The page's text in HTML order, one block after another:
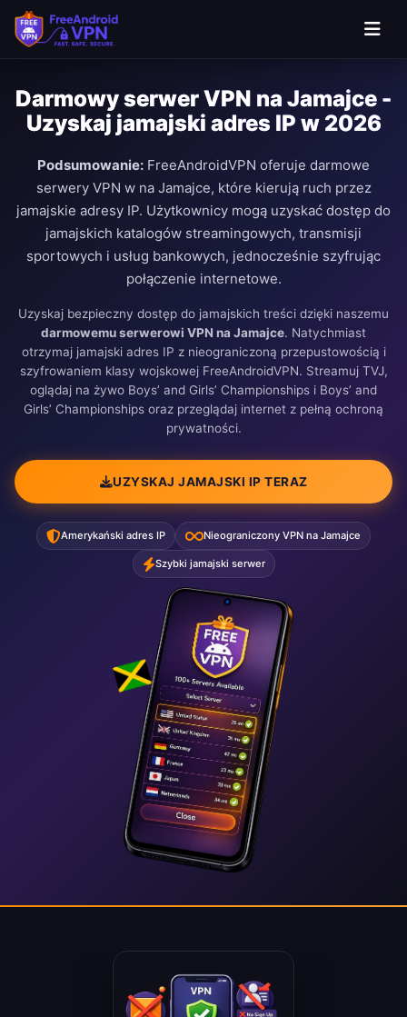
Darmowy serwer VPN na Jamajce -
Uzyskaj jamajski adres IP w 2026
Podsumowanie: FreeAndroidVPN oferuje darmowe
serwery VPN w na Jamajce, które kierują ruch przez
jamajskie adresy IP. Użytkownicy mogą uzyskać dostęp do
jamajskich katalogów streamingowych, transmisji
sportowych i usług bankowych, jednocześnie szyfrując
połączenie internetowe.
Uzyskaj bezpieczny dostęp do jamajskich treści dzięki naszemu
darmowemu serwerowi VPN na Jamajce. Natychmiast
otrzymaj jamajski adres IP z nieograniczoną przepustowością i
szyfrowaniem klasy wojskowej FreeAndroidVPN. Streamuj TVJ,
oglądaj na żywo Boys’ and Girls’ Championships i Boys’ and
Girls’ Championships oraz przeglądaj internet z pełną ochroną
prywatności.
UZYSKAJ JAMAJSKI IP TERAZ
Amerykański adres IP Nieograniczony VPN na Jamajce
Szybki jamajski serwer